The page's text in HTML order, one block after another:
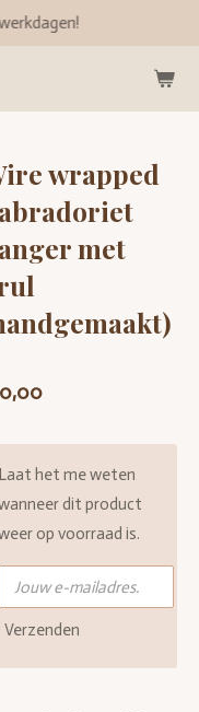
wrapped
met
Laat het me weten
dit product
op voorraad is.
Verzenden